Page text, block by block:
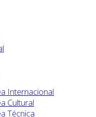
Internacional
Cultural
Técnica